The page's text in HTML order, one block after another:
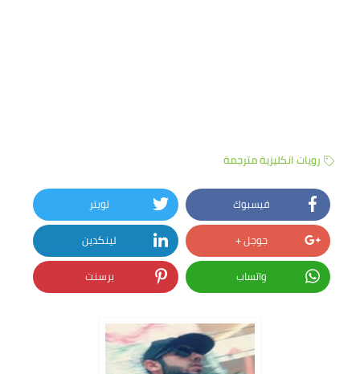
رويات انكليزية مترجمة
فيسبوك
تويتر
جوجل +
لينكدين
واتساب
برسنت